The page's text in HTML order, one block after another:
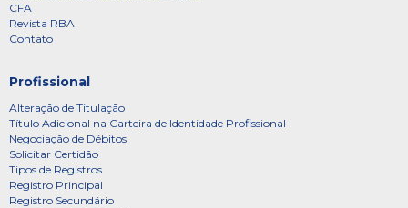
CFA
Revista RBA
Contato
Profissional
Alteração de Titulação
Título Adicional na Carteira de Identidade Profissional
Negociação de Débitos
Solicitar Certidão
Tipos de Registros
Registro Principal
Registro Secundário